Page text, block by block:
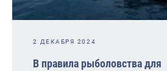
2 ДЕКАБРЯ 2024
В правила рыболовства для